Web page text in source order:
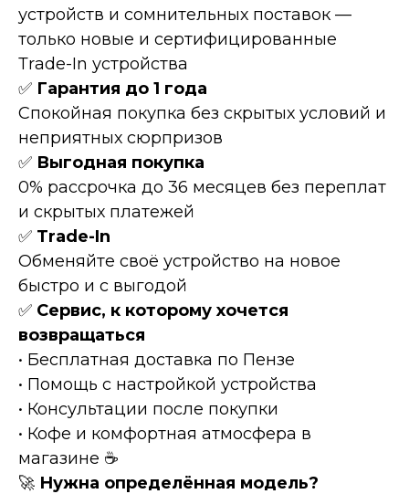
устройств и сомнительных поставок —
только новые и сертифицированные
Тrаdе-In устройства
✅ Гарантия до 1 года
Спокойная покупка без скрытых условий и
неприятных сюрпризов
✅ Выгодная покупка
0% рассрочка до 36 месяцев без переплат
и скрытых платежей
✅ Тrаdе-In
Обменяйте своё устройство на новое
быстро и с выгодой
✅ Сервис, к которому хочется
возвращаться
• Бесплатная доставка по Пензе
• Помощь с настройкой устройства
• Консультации после покупки
• Кофе и комфортная атмосфера в
магазине ☕
🚀 Нужна определённая модель?